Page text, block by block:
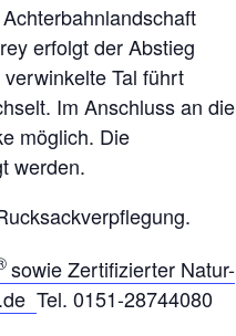
erfolgt der Abstieg
Tal führt
Im Anschluss an die
möglich. Die
werden.
sowie Zertifizierter Natur-
Tel. 0151-28744080